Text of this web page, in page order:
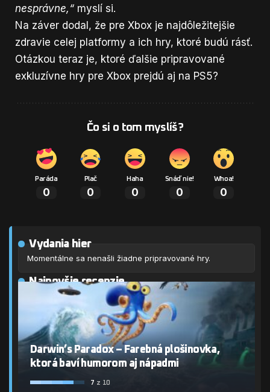
nesprávne,“ myslí si.
Na záver dodal, že pre Xbox je najdôležitejšie
zdravie celej platformy a ich hry, ktoré budú rásť.
Otázkou teraz je, ktoré ďalšie pripravované
exkluzívne hry pre Xbox prejdú aj na PS5?
Čo si o tom myslíš?
Paráda
0
Plač
0
Haha
0
Snáď nie!
0
Whoa!
0
Vydania hier
Momentálne sa nenašli žiadne pripravované hry.
Najnovšie recenzie
Darwin’s Paradox – Farebná plošinovka,
ktorá baví humorom aj nápadmi
7 z 10